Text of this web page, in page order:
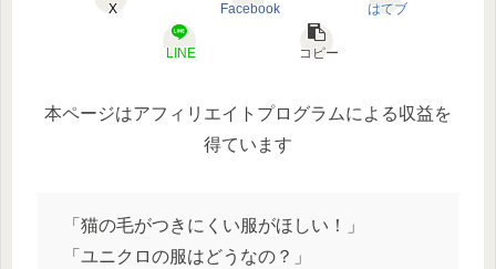
X Facebook はてブ
LINE コピー
本ページはアフィリエイトプログラムによる収益を
得ています
「猫の毛がつきにくい服がほしい！」
「ユニクロの服はどうなの？」